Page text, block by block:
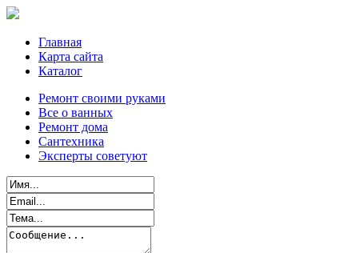
Главная
Карта сайта
Каталог
Ремонт своими руками
Все о ванных
Ремонт дома
Сантехника
Эксперты советуют